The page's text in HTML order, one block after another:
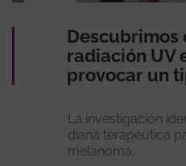
Descubrimos
radiación UV
provocar un
La investigación
diana terapéutica
melanoma.